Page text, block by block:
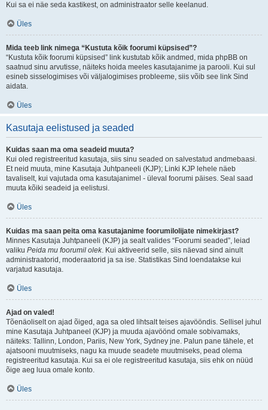
Kui sa ei näe seda kastikest, on administraator selle keelanud.
Üles
Mida teeb link nimega “Kustuta kõik foorumi küpsised”?
“Kustuta kõik foorumi küpsised” link kustutab kõik andmed, mida phpBB on
saatnud sinu arvutisse, näiteks hoida meeles kasutajanime ja parooli. Kui sul
esineb sisselogimises või väljalogimises probleeme, siis võib see link Sind
aidata.
Üles
Kasutaja eelistused ja seaded
Kuidas saan ma oma seadeid muuta?
Kui oled registreeritud kasutaja, siis sinu seaded on salvestatud andmebaasi.
Et neid muuta, mine Kasutaja Juhtpaneeli (KJP); Linki KJP lehele näeb
tavaliselt, kui vajutada oma kasutajanimel - üleval foorumi päises. Seal saad
muuta kõiki seadeid ja eelistusi.
Üles
Kuidas ma saan peita oma kasutajanime foorumilolijate nimekirjast?
Minnes Kasutaja Juhtpaneeli (KJP) ja sealt valides “Foorumi seaded”, leiad
valiku Peida mu foorumil olek. Kui aktiveerid selle, siis näevad sind ainult
administraatorid, moderaatorid ja sa ise. Statistikas Sind loendatakse kui
varjatud kasutaja.
Üles
Ajad on valed!
Tõenäoliselt on ajad õiged, aga sa oled lihtsalt teises ajavööndis. Sellisel juhul
mine Kasutaja Juhtpaneel (KJP) ja muuda ajavöönd omale sobivamaks,
näiteks: Tallinn, London, Pariis, New York, Sydney jne. Palun pane tähele, et
ajatsooni muutmiseks, nagu ka muude seadete muutmiseks, pead olema
registreeritud kasutaja. Kui sa ei ole registreeritud kasutaja, siis ehk on nüüd
õige aeg luua omale konto.
Üles